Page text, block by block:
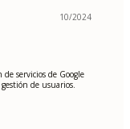
10/2024
servicios de Google
de usuarios.